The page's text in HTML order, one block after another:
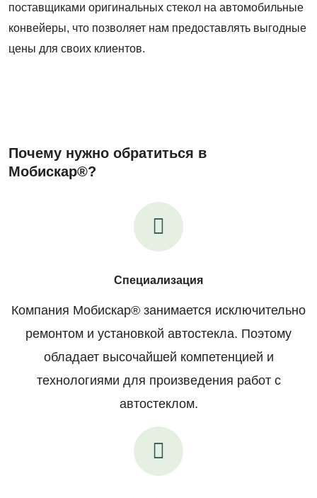
поставщиками оригинальных стекол на автомобильные
конвейеры, что позволяет нам предоставлять выгодные
цены для своих клиентов.
Почему нужно обратиться в
Мобискар®?
Специализация
Компания Мобискар® занимается исключительно
ремонтом и установкой автостекла. Поэтому
обладает высочайшей компетенцией и
технологиями для произведения работ с
автостеклом.